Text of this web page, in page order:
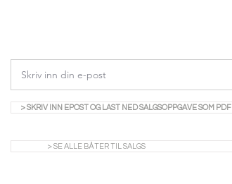
> SKRIV INN EPOST OG LAST NED SALGSOPPGAVE SOM PDF
> SE ALLE BÅTER TIL SALGS